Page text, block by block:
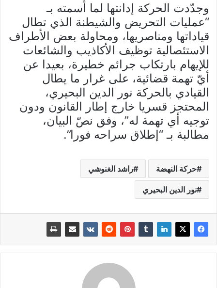
وجدّدت الحركة إدانتها لما أسمته بـ
“عمليات التحريض والشيطنة الذي تطال
قياداتها ومناصريها، ومحاولة بعض الأطراف
الاستئصالية توظيف الأكاذيب والشائعات
للإيهام بارتكاب جرائم خطيرة، بعيدا عن
أيّ تهمة قضائية، على غرار ما يطال
القيادي بالحركة نور الدين البحيري،
المحتجز قسريا خارج إطار القانون ودون
توجيه أي تهمة له”، وفق نصّ البيان،
مطالبة بـ “إطلاق سراحه فورا”.
حركة النهضة راشد الغنوشي
نور الدين البحيري